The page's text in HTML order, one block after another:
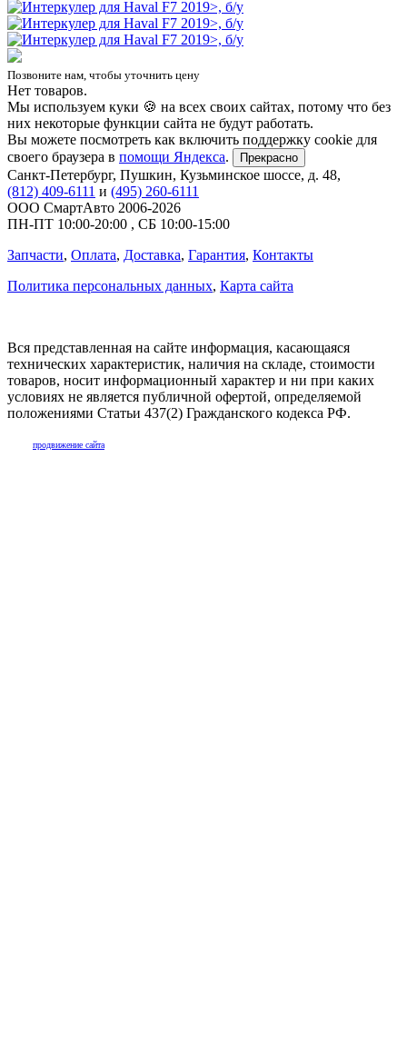
Позвоните нам, чтобы уточнить цену
Нет товаров.
Мы используем куки 🍪 на всех своих сайтах, потому что без
них некоторые функции сайта не будут работать.
Вы можете посмотреть как включить поддержку cookie для
своего браузера в помощи Яндекса. Прекрасно
Санкт-Петербург, Пушкин, Кузьминское шоссе, д. 48,
(812) 409-6111 и (495) 260-6111
ООО СмартАвто 2006-2026
ПН-ПТ 10:00-20:00 , СБ 10:00-15:00
Запчасти, Оплата, Доставка, Гарантия, Контакты
Политика персональных данных, Карта сайта
Вся представленная на сайте информация, касающаяся
технических характеристик, наличия на складе, стоимости
товаров, носит информационный характер и ни при каких
условиях не является публичной офертой, определяемой
положениями Статьи 437(2) Гражданского кодекса РФ.
продвижение сайта